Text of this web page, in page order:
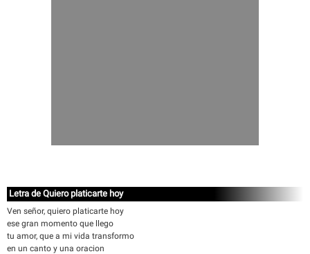
Letra de Quiero platicarte hoy
Ven señor, quiero platicarte hoy
ese gran momento que llego
tu amor, que a mi vida transformo
en un canto y una oracion